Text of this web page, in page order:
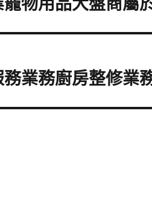
業務廚房整修業